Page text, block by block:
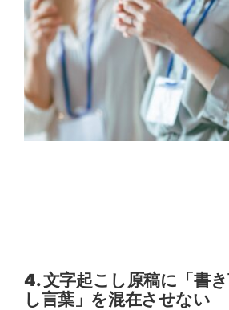
4. 文字起こし原稿に「書
し言葉」を混在させない